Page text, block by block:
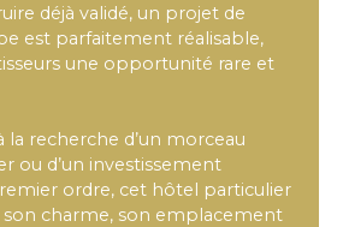
déjà validé, un projet de
est parfaitement réalisable,
une opportunité rare et
la recherche d’un morceau
ou d’un investissement
ordre, cet hôtel particulier
son charme, son emplacement